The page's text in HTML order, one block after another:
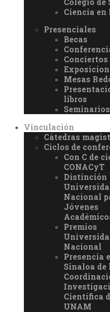
Ciencia en
Presenciales
Becas
Conciertos
Mesas
libros
Seminarios
Vinculación
Cátedras
Ciclos de
Con C de
CONACyT
Distinción
Nacional
Jóvenes
Premios
Nacional
Presencia
Sinaloa de
Científica
UNAM